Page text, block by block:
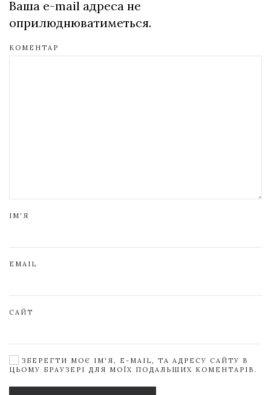
Ваша e-mail адреса не
оприлюднюватиметься.
КОМЕНТАР
ІМ'Я
EMAIL
САЙТ
ЗБЕРЕГТИ МОЄ ІМ'Я, E-MAIL, ТА АДРЕСУ САЙТУ В
ЦЬОМУ БРАУЗЕРІ ДЛЯ МОЇХ ПОДАЛЬШИХ КОМЕНТАРІВ.